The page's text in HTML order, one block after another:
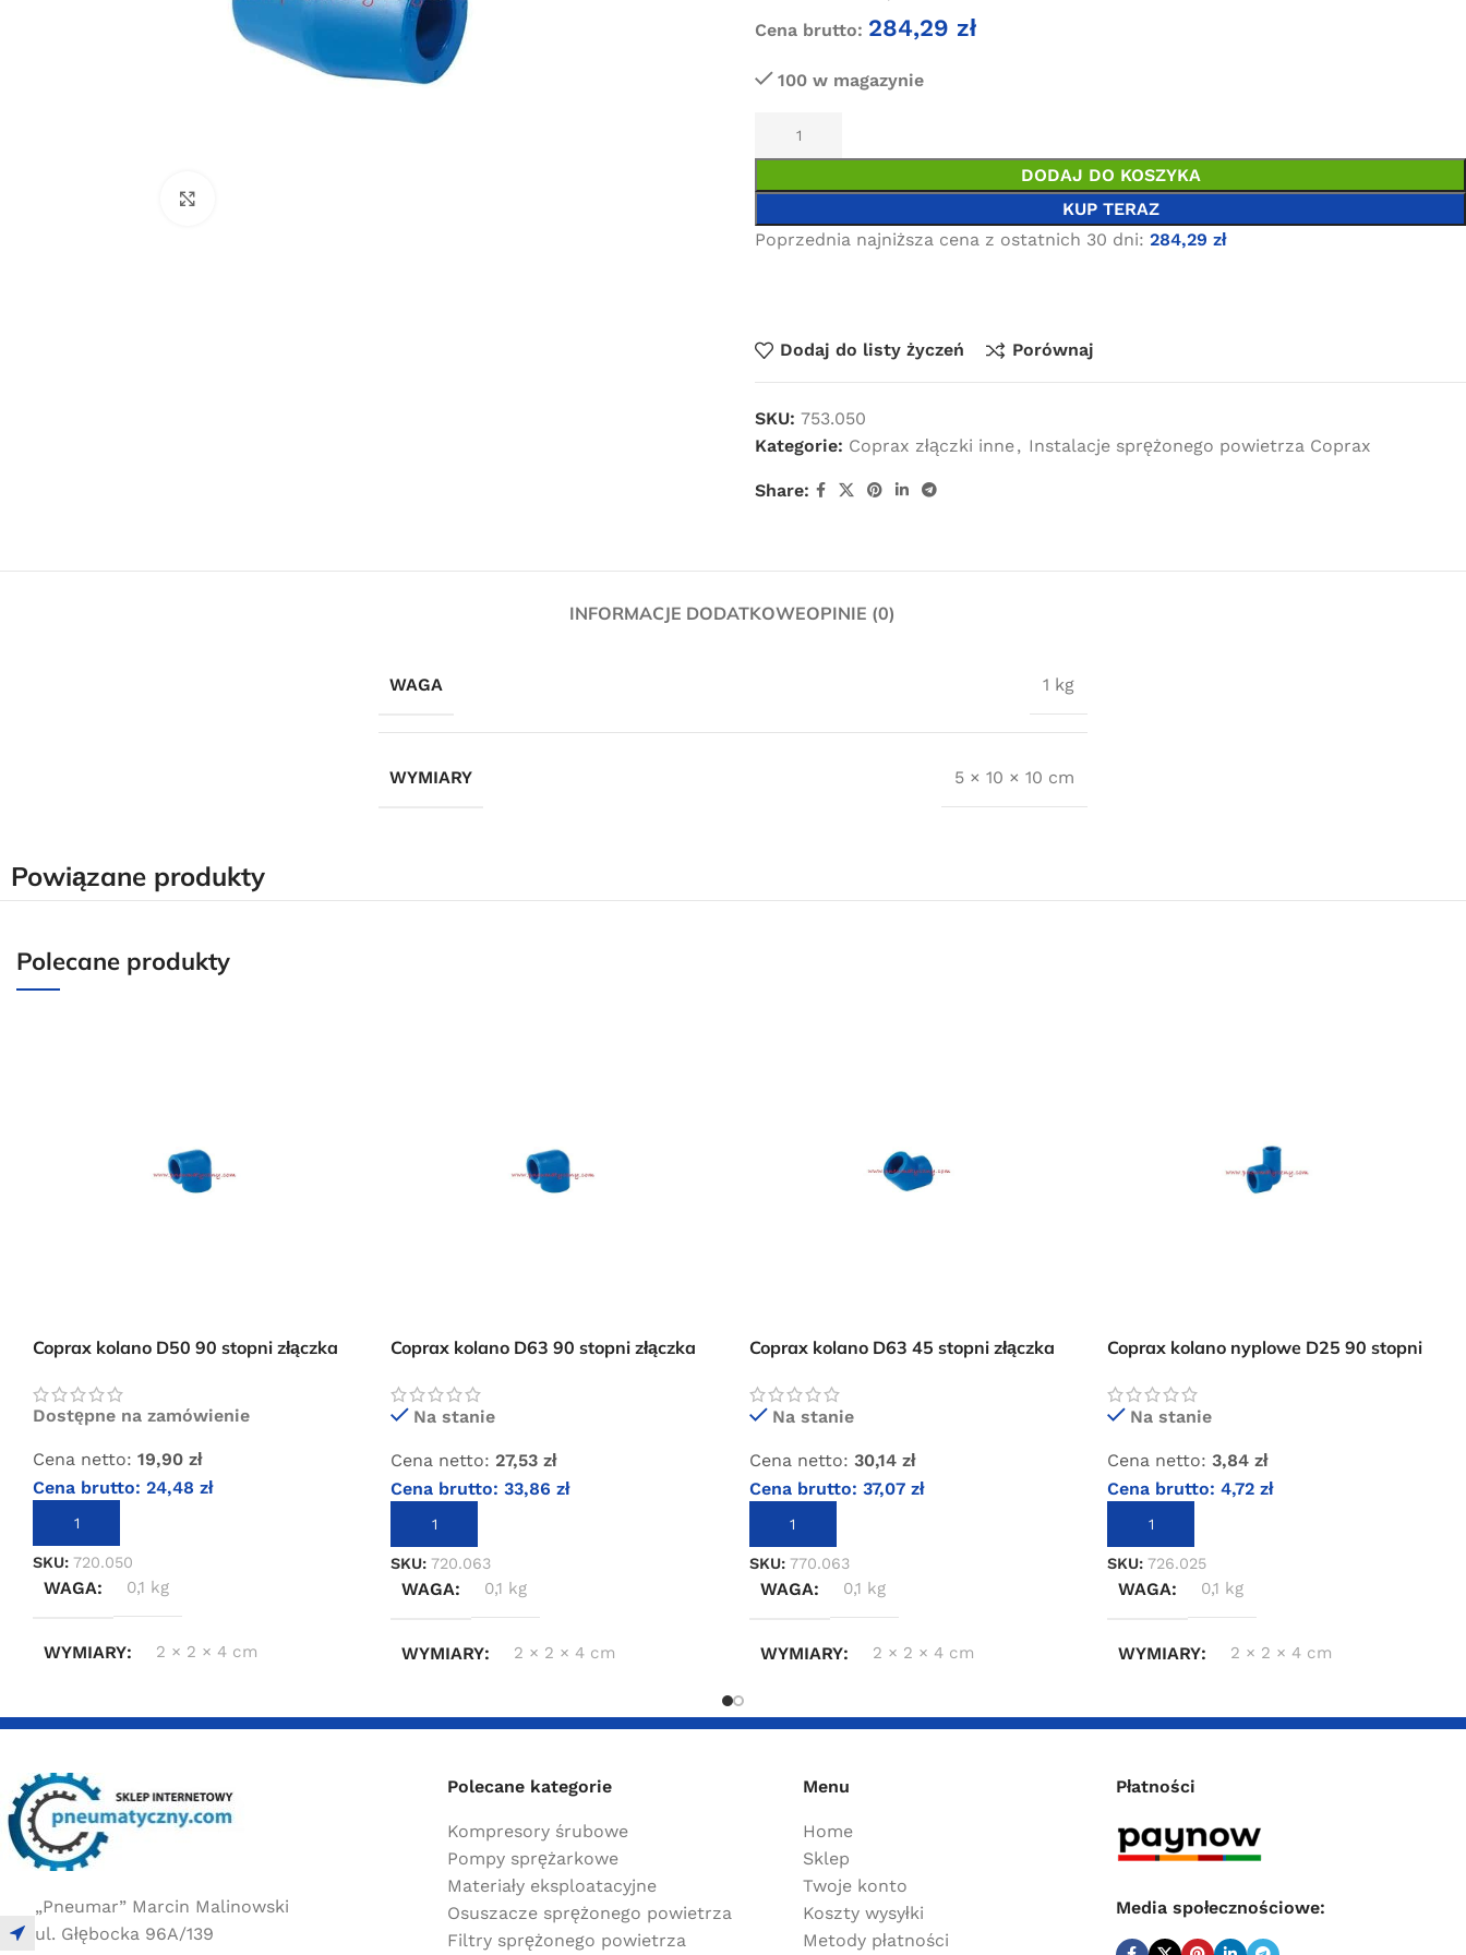
Cena brutto: 284,29 zł
100 w magazynie
DODAJ DO KOSZYKA
KUP TERAZ
Poprzednia najniższa cena z ostatnich 30 dni: 284,29 zł
Dodaj do listy życzeń Porównaj
SKU: 753.050
Kategorie: Coprax złączki inne, Instalacje sprężonego powietrza Coprax
Share:
INFORMACJE DODATKOWEOPINIE (0)
WAGA 1 kg
WYMIARY 5 × 10 × 10 cm
Powiązane produkty
Polecane produkty
Coprax kolano D50 90 stopni złączka
Dostępne na zamówienie
Cena netto: 19,90 zł
Cena brutto: 24,48 zł
DODAJ DO KOSZYKA
SKU: 720.050
WAGA 0,1 kg
WYMIARY 2 × 2 × 4 cm
Coprax kolano D63 90 stopni złączka
Na stanie
Cena netto: 27,53zł
Cena brutto:33,86zł
DODAJ DO KOSZYKA
SKU: 720.063
WAGA 0,1 kg
WYMIARY 2 × 2 × 4 cm
Coprax kolano D63 45 stopni złączka
Na stanie
Cena netto: 30,14 zł
Cena brutto: 37,07 zł
DODAJ DO KOSZYKA
SKU: 770.063
WAGA 0,1 kg
WYMIARY 2 × 2 × 4 cm
Coprax kolano nyplowe D25 90 stopni
Na stanie
Cena netto: 3,84zł
Cena brutto:4,72zł
DODAJ DO KOSZYKA
SKU: 726.025
WAGA 0,1 kg
WYMIARY 2 × 2 × 4 cm
„Pneumar” Marcin Malinowski
ul. Głębocka 96A/139
Polecane kategorie
Kompresory śrubowe
Pompy sprężarkowe
Materiały eksploatacyjne
Osuszacze sprężonego powietrza
Filtry sprężonego powietrza
Menu
Home
Sklep
Twoje konto
Koszty wysyłki
Metody płatności
Płatności
Media społecznościowe: